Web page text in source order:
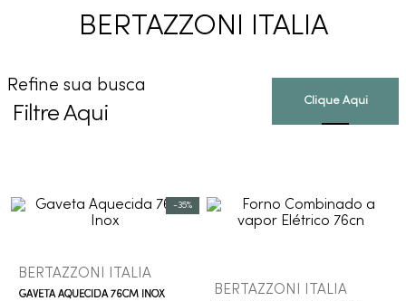
BERTAZZONI ITALIA
Refine sua busca
Filtre Aqui
-35%
BERTAZZONI ITALIA
GAVETA AQUECIDA 76CM INOX BERTAZZONI ITALIA
torneira
6º
atlas
7º
black matte
cobre escovado